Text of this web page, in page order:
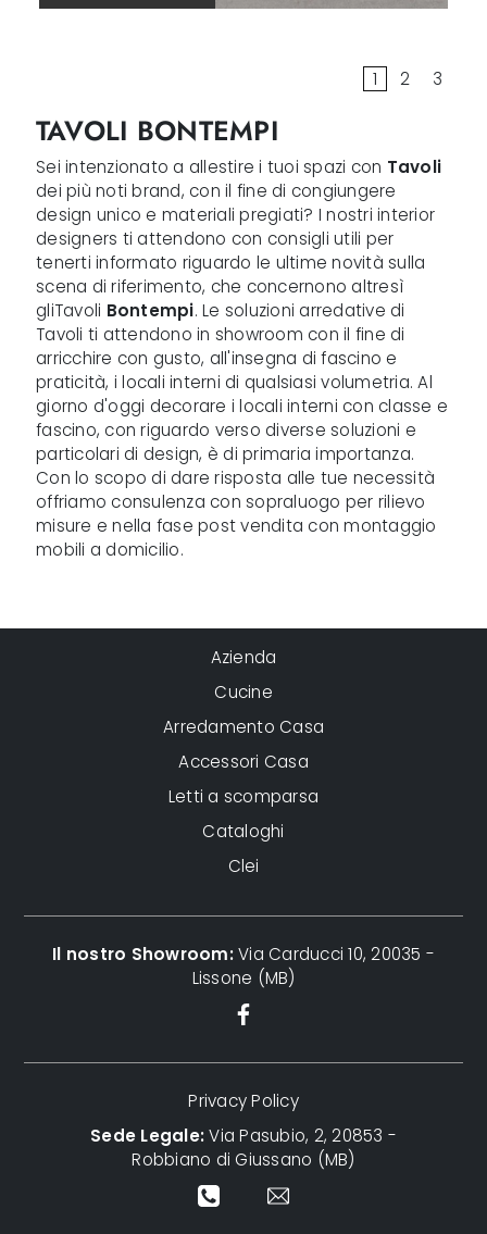
1 2 3
TAVOLI BONTEMPI
Sei intenzionato a allestire i tuoi spazi con Tavoli
dei più noti brand, con il fine di congiungere
design unico e materiali pregiati? I nostri interior
designers ti attendono con consigli utili per
tenerti informato riguardo le ultime novità sulla
scena di riferimento, che concernono altresì
gliTavoli Bontempi. Le soluzioni arredative di
Tavoli ti attendono in showroom con il fine di
arricchire con gusto, all'insegna di fascino e
praticità, i locali interni di qualsiasi volumetria. Al
giorno d'oggi decorare i locali interni con classe e
fascino, con riguardo verso diverse soluzioni e
particolari di design, è di primaria importanza.
Con lo scopo di dare risposta alle tue necessità
offriamo consulenza con sopraluogo per rilievo
misure e nella fase post vendita con montaggio
mobili a domicilio.
Azienda
Cucine
Arredamento Casa
Accessori Casa
Letti a scomparsa
Cataloghi
Clei
Il nostro Showroom:Via Carducci 10, 20035 -
Lissone (MB)
Privacy Policy
Sede Legale:Via Pasubio, 2, 20853 -
Robbiano di Giussano (MB)